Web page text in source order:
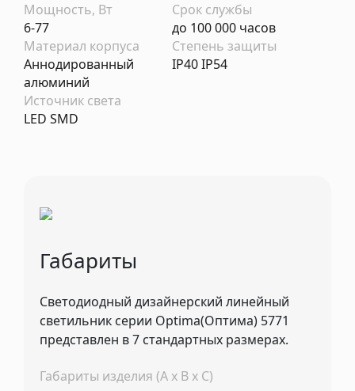
Мощность, Вт
6-77
Срок службы
до 100 000 часов
Материал корпуса
Аннодированный
алюминий
Степень защиты
IP40 IP54
Источник света
LED SMD
Габариты
Cветодиодный дизайнерский линейный
светильник серии Optima(Оптима) 5771
представлен в 7 стандартных размерах.
Габариты изделия (А x B x C)